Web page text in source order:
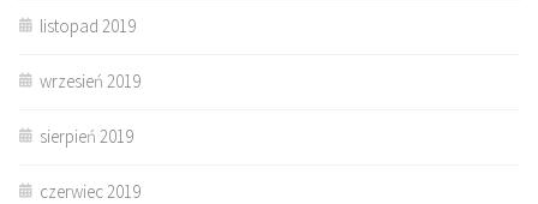
listopad 2019
wrzesień 2019
sierpień 2019
czerwiec 2019